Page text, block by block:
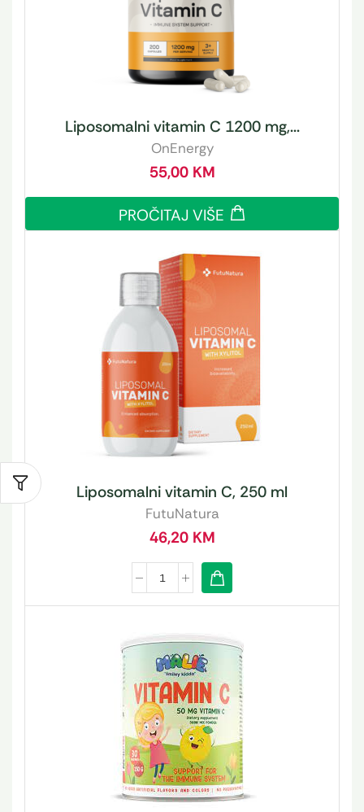
Liposomalni vitamin C 1200 mg,...
OnEnergy
55,00 KM
PROČITAJ VIŠE
Liposomalni vitamin C, 250 ml
FutuNatura
46,20 KM